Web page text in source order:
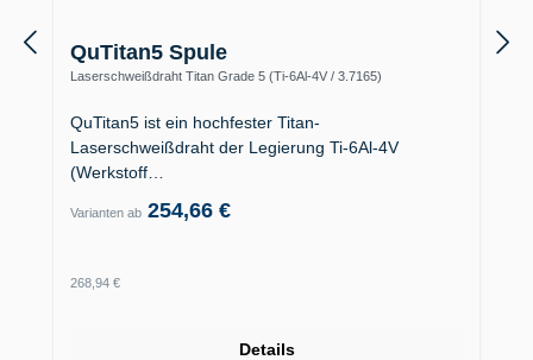
QuTitan5 Spule
Laserschweißdraht Titan Grade 5 (Ti-6Al-4V / 3.7165)
QuTitan5 ist ein hochfester Titan-
Laserschweißdraht der Legierung Ti-6Al-4V
(Werkstoff…
Varianten ab 254,66 €
Regulärer Preis:
268,94 €
Details